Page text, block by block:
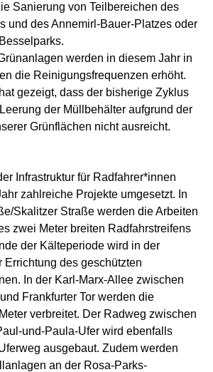
Sanierung von Teilbereichen des
und des Annemirl-Bauer-Platzes oder
werden in diesem Jahr in
die Reinigungsfrequenzen erhöht.
gezeigt, dass der bisherige Zyklus
der Müllbehälter aufgrund der
Grünflächen nicht ausreicht.
Infrastruktur für Radfahrer*innen
zahlreiche Projekte umgesetzt. In
Skalitzer Straße werden die Arbeiten
zwei Meter breiten Radfahrstreifens
der Kälteperiode wird in der
Errichtung des geschützten
In der Karl-Marx-Allee zwischen
Frankfurter Tor werden die
verbreitet. Der Radweg zwischen
und-Paula-Ufer wird ebenfalls
ausgebaut. Zudem werden
an der Rosa-Parks-